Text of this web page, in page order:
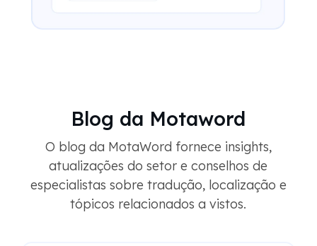
Blog da Motaword
O blog da MotaWord fornece insights,
atualizações do setor e conselhos de
especialistas sobre tradução, localização e
tópicos relacionados a vistos.